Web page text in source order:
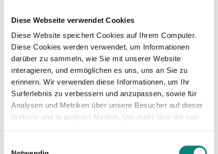
Diese Webseite verwendet Cookies
Diese Website speichert Cookies auf Ihrem Computer.
Diese Cookies werden verwendet, um Informationen
darüber zu sammeln, wie Sie mit unserer Website
interagieren, und ermöglichen es uns, uns an Sie zu
erinnern. Wir verwenden diese Informationen, um Ihr
Surferlebnis zu verbessern und anzupassen, sowie für
Analysen und Metriken über unsere Besucher auf dieser
Website und in anderen Medien. Um mehr über die von
Datenschutzerklärung
die Fähigkeiten und Erfahrungen, die eine Person
in einem bestimmten Bereich hat. Eine
Potenzialanalyse kann dazu beitragen, das
Niveau der Fachkompetenz einer Person oder
eines Teams zu bewerten und Bereiche zu
identifizieren, in denen Verbesserungen möglich
sind. Eine solche Analyse kann dazu beitragen,
dieEffektivität und Effizienz in einem
Unternehmen zu steigern, indem sie sicherstellt,
dass das Personal über das erforderliche
Arbeit zu erfüllen.